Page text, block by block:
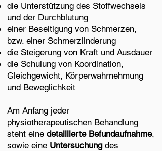
die Unterstützung des Stoffwechsels
und der Durchblutung
einer Beseitigung von Schmerzen,
bzw. einer Schmerzlinderung
die Steigerung von Kraft und Ausdauer
die Schulung von Koordination,
Gleichgewicht, Körperwahrnehmung
und Beweglichkeit
Am Anfang jeder
physiotherapeutischen Behandlung
steht eine detaillierte Befundaufnahme,
sowie eine Untersuchungdes